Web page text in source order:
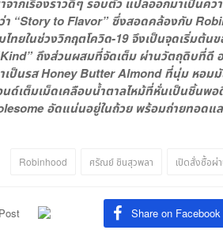
า “Story to Flavor” ซึ่งสอดคล้องกับ
ทยในช่วงวิกฤตโควิด-19 จึงเป็นจุดเริ่มต้น
ถึงส่วนผสมที่จัดเต็ม ผ่านวัตถุดิบที่ดี
ป็นรส Honey Butter Almond ที่นุ่ม หอมมั
ด์เต็มเม็ดเคลือบน้ำตาลไหม้ที่หั่นเป็นชิ้นพอ
อัดแน่นอยู่ในถ้วย พร้อมถ่ายทอดแ
Robinhood ศรัณย์ ชินสุวพลา เปิดสั่งซื้อผ่
Share on Facebook